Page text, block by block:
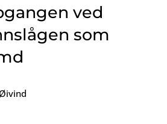
ved
som